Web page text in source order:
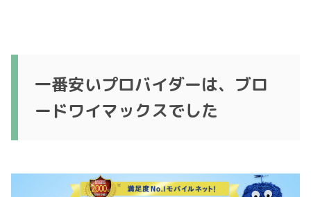
一番安いプロバイダーは、ブロ
ードワイマックスでした